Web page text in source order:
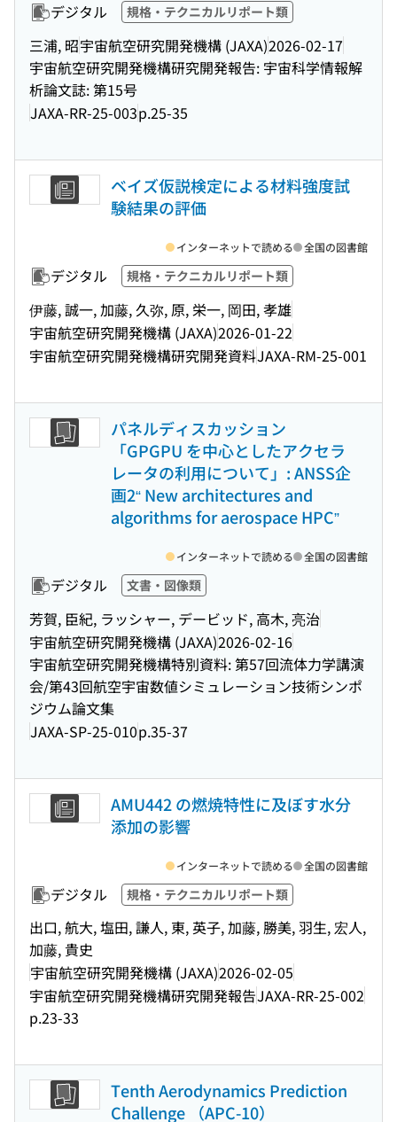
デジタル 規格・テクニカルリポート類
三浦, 昭宇宙航空研究開発機構 (JAXA)2026-02-17
宇宙航空研究開発機構研究開発報告: 宇宙科学情報解
析論文誌: 第15号
JAXA-RR-25-003p.25-35
ベイズ仮説検定による材料強度試
験結果の評価
デジタル 規格・テクニカルリポート類
伊藤, 誠一, 加藤, 久弥, 原, 栄一, 岡田, 孝雄
宇宙航空研究開発機構 (JAXA)2026-01-22
宇宙航空研究開発機構研究開発資料JAXA-RM-25-001
インターネットで読める 全国の図書館
パネルディスカッション
「GPGPU を中心としたアクセラ
レータの利用について」: ANSS企
画2“ New architectures and
algorithms for aerospace HPC”
デジタル 文書・図像類
芳賀, 臣紀, ラッシャー, デービッド, 高木, 亮治
宇宙航空研究開発機構 (JAXA)2026-02-16
宇宙航空研究開発機構特別資料: 第57回流体力学講演
会/第43回航空宇宙数値シミュレーション技術シンポ
ジウム論文集
JAXA-SP-25-010p.35-37
インターネットで読める 全国の図書館
AMU442 の燃焼特性に及ぼす水分
添加の影響
デジタル 規格・テクニカルリポート類
出口, 航大, 塩田, 謙人, 東, 英子, 加藤, 勝美, 羽生, 宏人,
加藤, 貴史
宇宙航空研究開発機構 (JAXA)2026-02-05
宇宙航空研究開発機構研究開発報告JAXA-RR-25-002
p.23-33
インターネットで読める 全国の図書館
Tenth Aerodynamics Prediction
Challenge （APC-10）